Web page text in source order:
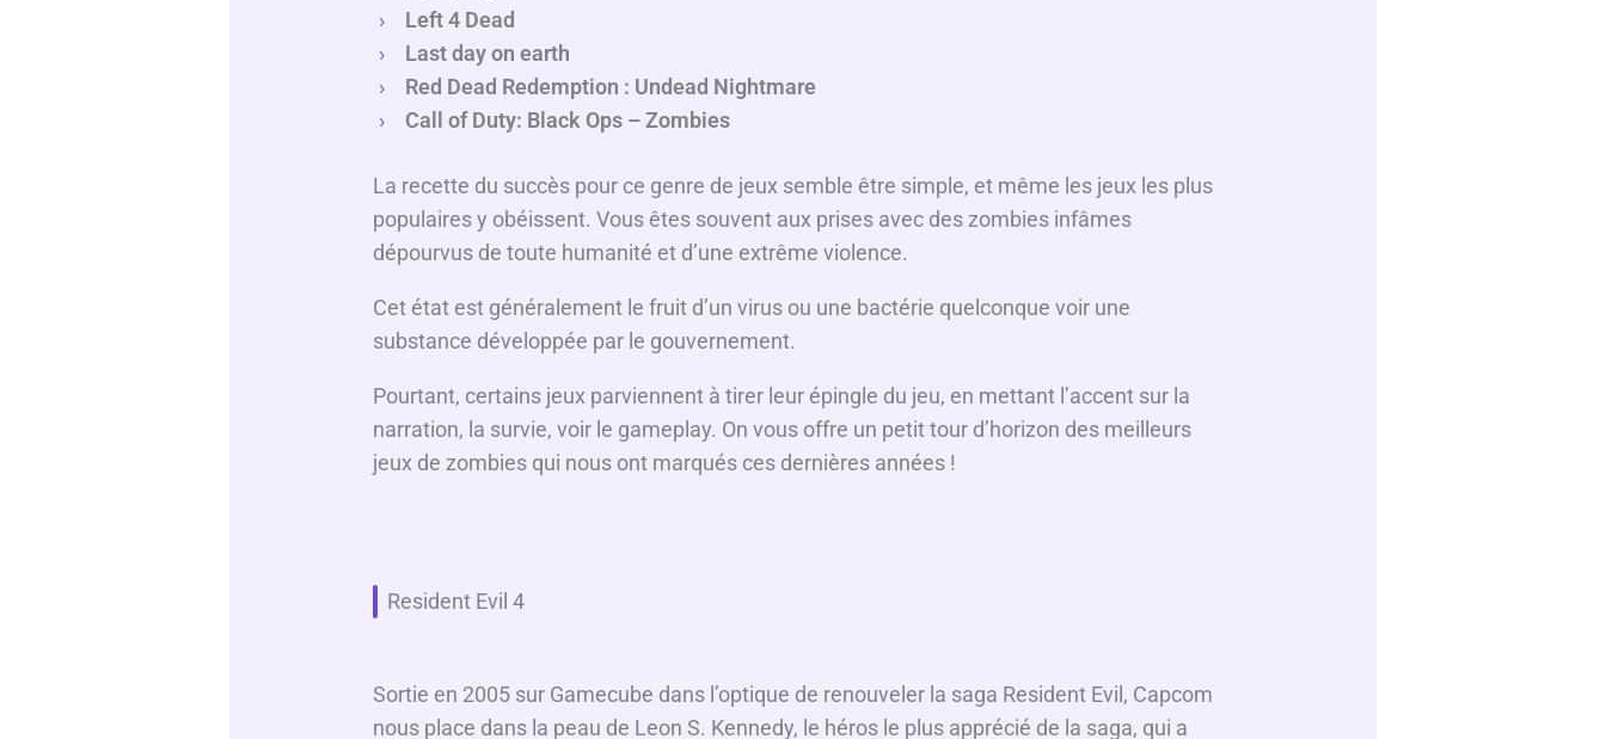
Left 4 Dead
Last day on earth
Red Dead Redemption : Undead Nightmare
Call of Duty: Black Ops – Zombies
La recette du succès pour ce genre de jeux semble être simple, et même les jeux les plus
populaires y obéissent. Vous êtes souvent aux prises avec des zombies infâmes
dépourvus de toute humanité et d’une extrême violence.
Cet état est généralement le fruit d’un virus ou une bactérie quelconque voir une
substance développée par le gouvernement.
Pourtant, certains jeux parviennent à tirer leur épingle du jeu, en mettant l’accent sur la
narration, la survie, voir le gameplay. On vous offre un petit tour d’horizon des meilleurs
jeux de zombies qui nous ont marqués ces dernières années !
Resident Evil 4
Sortie en 2005 sur Gamecube dans l’optique de renouveler la saga Resident Evil, Capcom
nous place dans la peau de Leon S. Kennedy, le héros le plus apprécié de la saga, qui a